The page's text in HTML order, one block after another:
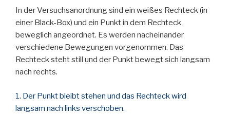
In der Versuchsanordnung sind ein weißes Rechteck (in
einer Black-Box) und ein Punkt in dem Rechteck
beweglich angeordnet. Es werden nacheinander
verschiedene Bewegungen vorgenommen. Das
Rechteck steht still und der Punkt bewegt sich langsam
nach rechts.
1. Der Punkt bleibt stehen und das Rechteck wird
langsam nach links verschoben.